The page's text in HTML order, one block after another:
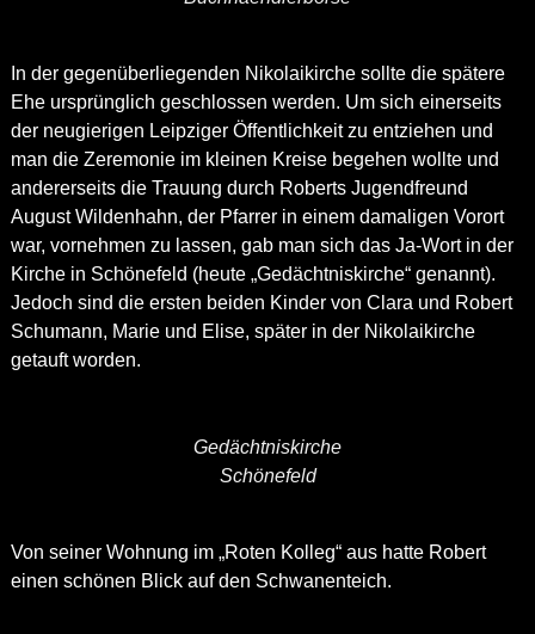
In der gegenüberliegenden Nikolaikirche sollte die spätere
Ehe ursprünglich geschlossen werden. Um sich einerseits
der neugierigen Leipziger Öffentlichkeit zu entziehen und
man die Zeremonie im kleinen Kreise begehen wollte und
andererseits die Trauung durch Roberts Jugendfreund
August Wildenhahn, der Pfarrer in einem damaligen Vorort
war, vornehmen zu lassen, gab man sich das Ja-Wort in der
Kirche in Schönefeld (heute „Gedächtniskirche“ genannt).
Jedoch sind die ersten beiden Kinder von Clara und Robert
Schumann, Marie und Elise, später in der Nikolaikirche
getauft worden.
Gedächtniskirche
Schönefeld
Von seiner Wohnung im „Roten Kolleg“ aus hatte Robert
einen schönen Blick auf den Schwanenteich.